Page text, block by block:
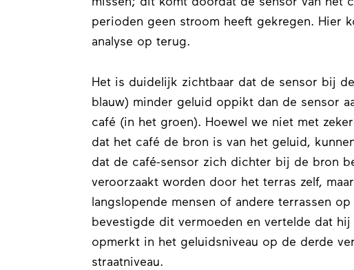
perioden geen stroom heeft gekregen. Hier
analyse op terug.
Het is duidelijk zichtbaar dat de sensor bij
blauw) minder geluid oppikt dan de sensor
café (in het groen). Hoewel we niet met
dat het café de bron is van het geluid,
dat de café-sensor zich dichter bij de bron
veroorzaakt worden door het terras zelf,
langslopende mensen of andere terrassen
bevestigde dit vermoeden en vertelde dat hij
opmerkt in het geluidsniveau op de derde
straatniveau.